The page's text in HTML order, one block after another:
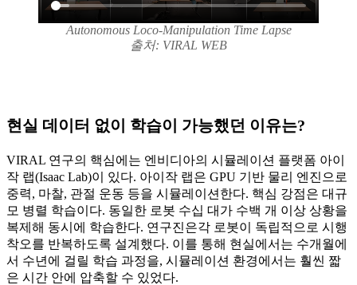
Autonomous Loco-Manipulation Time Lapse
출처: VIRAL WEB
현실 데이터 없이 학습이 가능했던 이유는?
VIRAL 연구의 핵심에는 엔비디아의 시뮬레이션 플랫폼 아이
작 랩(Isaac Lab)이 있다. 아이작 랩은 GPU 기반 물리 엔진으로
중력, 마찰, 관절 운동 등을 시뮬레이션한다. 핵심 강점은 대규
모 병렬 학습이다. 동일한 로봇 수십 대가 수백 개 이상 상황을
복제해 동시에 학습한다. 연구진은각 로봇이 독립적으로 시행
착오를 반복하도록 설계했다. 이를 통해 현실에서는 수개월에
서 수년에 걸릴 학습 과정을, 시뮬레이션 환경에서는 훨씬 짧
은 시간 안에 압축할 수 있었다.